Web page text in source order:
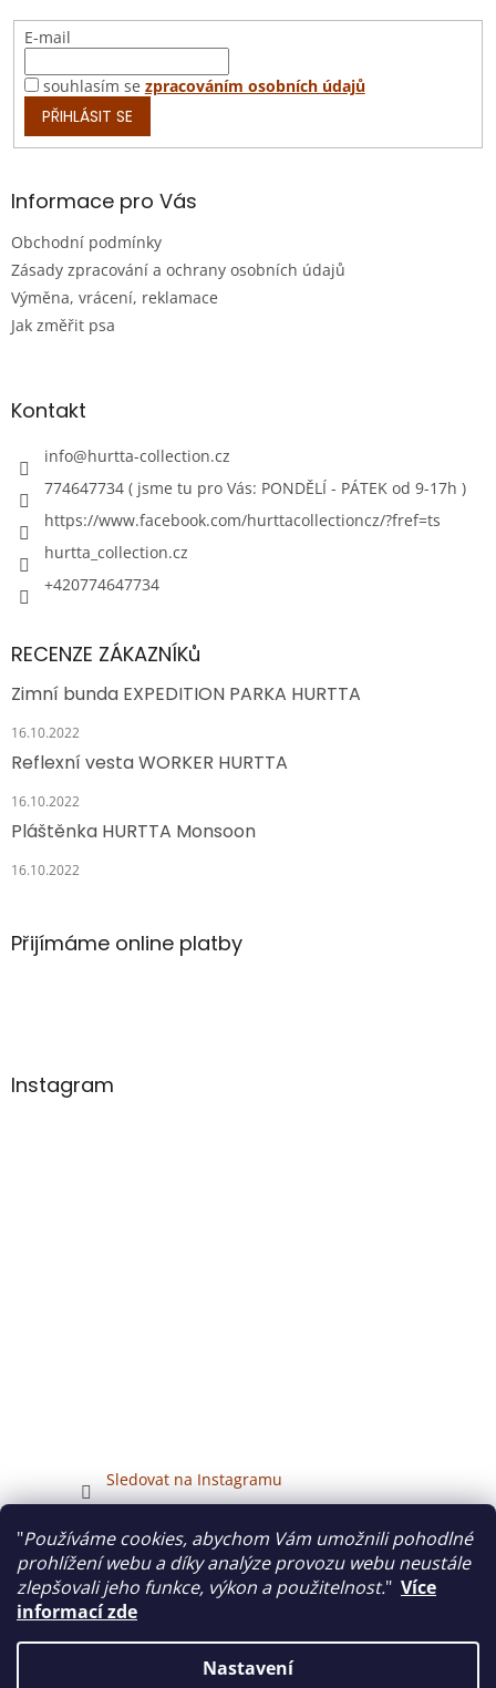
"Používáme cookies, abychom Vám umožnili pohodlné
prohlížení webu a díky analýze provozu webu neustále
zlepšovali jeho funkce, výkon a použitelnost." Více
informací zde
Nastavení
y
p
u
E-mail
souhlasím se zpracováním osobních údajů
PŘIHLÁSIT SE
Informace pro Vás
Obchodní podmínky
Zásady zpracování a ochrany osobních údajů
Výměna, vrácení, reklamace
Jak změřit psa
Kontakt
info@hurtta-collection.cz
774647734 ( jsme tu pro Vás: PONDĚLÍ - PÁTEK od 9-17h )
https://www.facebook.com/hurttacollectioncz/?fref=ts
hurtta_collection.cz
+420774647734
RECENZE ZÁKAZNÍKů
Zimní bunda EXPEDITION PARKA HURTTA
16.10.2022
Reflexní vesta WORKER HURTTA
16.10.2022
Pláštěnka HURTTA Monsoon
16.10.2022
Přijímáme online platby
Instagram
Sledovat na Instagramu
Veškerý obsah tohoto webu je chráněn autorským právem.